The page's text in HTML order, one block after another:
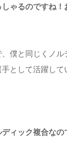
ゃるのですね
僕と同じくノル
として活躍して
ディック複合な